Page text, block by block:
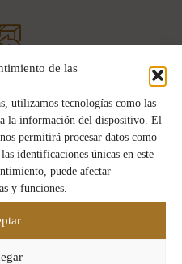
de las
utilizamos tecnologías como las
la información del dispositivo. El
permitirá procesar datos como
identificaciones únicas en este
puede afectar
y funciones.
REEMBOLSO